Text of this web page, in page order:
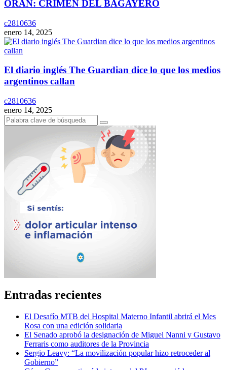
ORÁN: CRIMEN DEL BAGAYERO
c2810636
enero 14, 2025
El diario inglés The Guardian dice lo que los medios
argentinos callan
c2810636
enero 14, 2025
Entradas recientes
El Desafío MTB del Hospital Materno Infantil abrirá el Mes
Rosa con una edición solidaria
El Senado aprobó la designación de Miguel Nanni y Gustavo
Ferraris como auditores de la Provincia
Sergio Leavy: “La movilización popular hizo retroceder al
Gobierno”